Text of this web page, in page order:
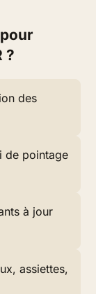
?
des
de pointage
à jour
assiettes,